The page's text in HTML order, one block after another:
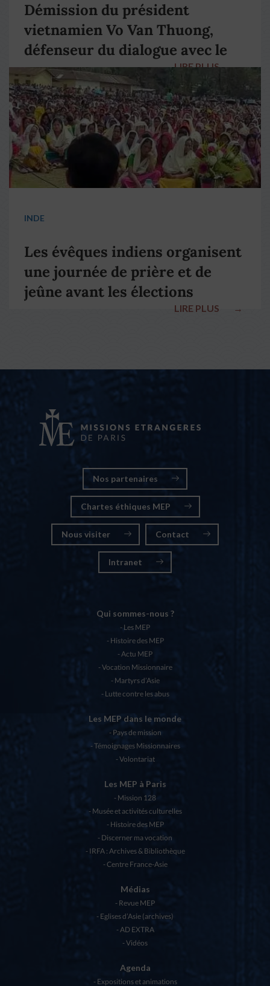
Démission du président
vietnamien Vo Van Thuong,
défenseur du dialogue avec le
pape François
LIRE PLUS →
INDE
Les évêques indiens organisent
une journée de prière et de
jeûne avant les élections
LIRE PLUS →
Nos partenaires
Chartes éthiques MEP
Nous visiter Contact
Intranet
Qui sommes-nous ?
Les MEP
Histoire des MEP
Actu MEP
Vocation Missionnaire
Martyrs d’Asie
Lutte contre les abus
Les MEP dans le monde
Pays de mission
Témoignages Missionnaires
Volontariat
Les MEP à Paris
Mission 128
Musée et activités culturelles
Histoire des MEP
Discerner ma vocation
IRFA : Archives & Bibliothèque
Centre France-Asie
Médias
Revue MEP
Eglises d’Asie (archives)
AD EXTRA
Vidéos
Agenda
Expositions et animations